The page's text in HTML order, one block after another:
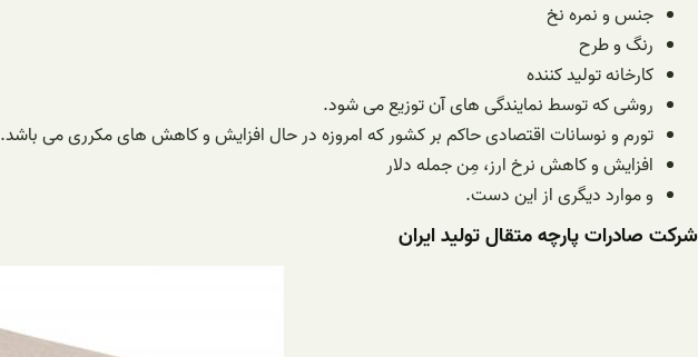
جنس و نمره نخ
رنگ و طرح
کارخانه تولید کننده
روشی که توسط نمایندگی های آن توزیع می شود.
تورم و نوسانات اقتصادی حاکم بر کشور که امروزه در حال افزایش و کاهش های مکرری می باشد.
افزایش و کاهش نرخ ارز، مِن جمله دلار
و موارد دیگری از این دست.
شرکت صادرات پارچه متقال تولید ایران